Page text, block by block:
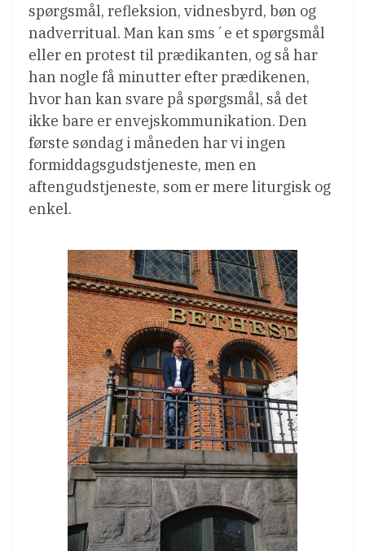
spørgsmål, refleksion, vidnesbyrd, bøn og
nadverritual. Man kan sms´e et spørgsmål
eller en protest til prædikanten, og så har
han nogle få minutter efter prædikenen,
hvor han kan svare på spørgsmål, så det
ikke bare er envejskommunikation. Den
første søndag i måneden har vi ingen
formiddagsgudstjeneste, men en
aftengudstjeneste, som er mere liturgisk og
enkel.